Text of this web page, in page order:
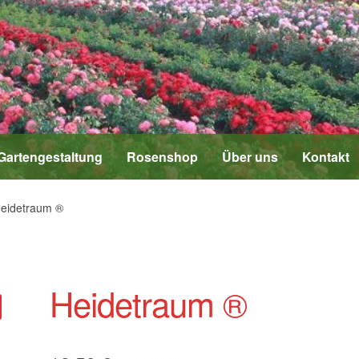
Rosenshop Über uns Kontakt
®
Heidetraum ®